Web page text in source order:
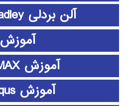
آلن بردلی Allen bradley
آموزش
آموزش 3D MAX
آموزش abaqus